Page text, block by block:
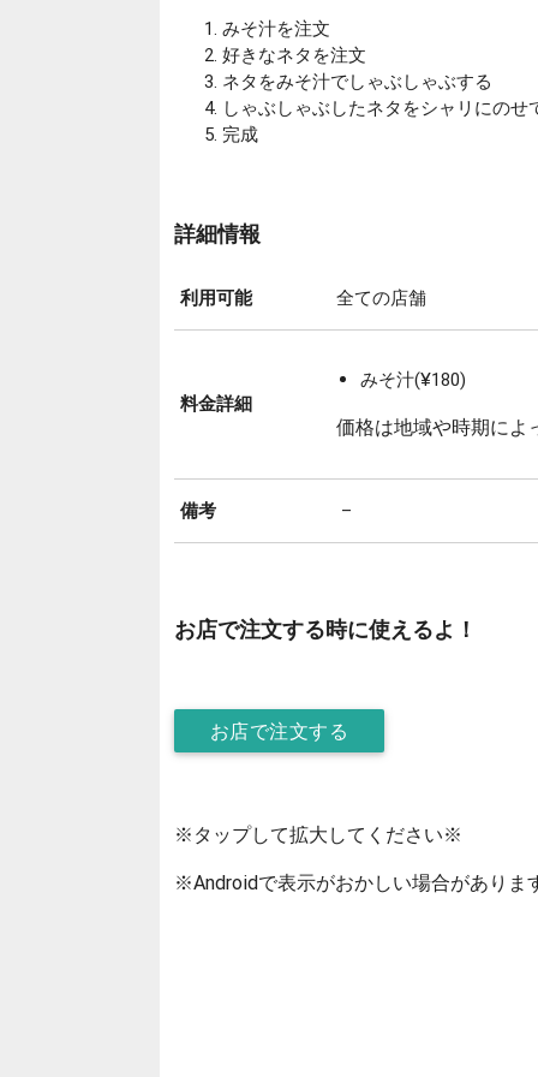
みそ汁を注文
好きなネタを注文
ネタをみそ汁でしゃぶしゃぶする
しゃぶしゃぶしたネタをシャリにのせ
完成
詳細情報
利用可能 全ての店舗
料金詳細
みそ汁(¥180)
価格は地域や時期によ
備考 –
お店で注文する時に使えるよ！
お店で注文する
※タップして拡大してください※
※Androidで表示がおかしい場合があり